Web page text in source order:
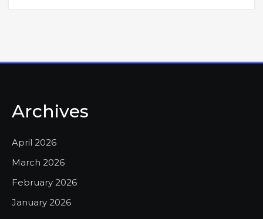
Archives
April 2026
March 2026
February 2026
January 2026